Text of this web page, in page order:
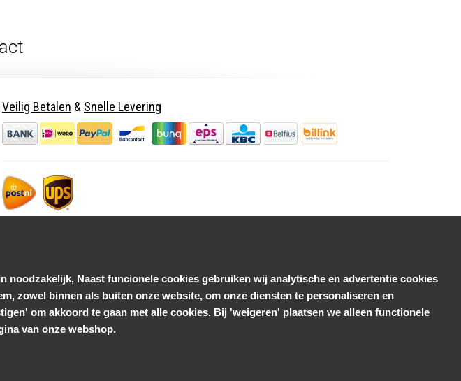
Veilig Betalen & Snelle Levering
Naast funcionele cookies gebruiken wij analytische en advertentie cookies
zowel binnen als buiten onze website, om onze diensten te personaliseren en
om akkoord te gaan met alle cookies. Bij 'weigeren' plaatsen we alleen functionele
van onze webshop.